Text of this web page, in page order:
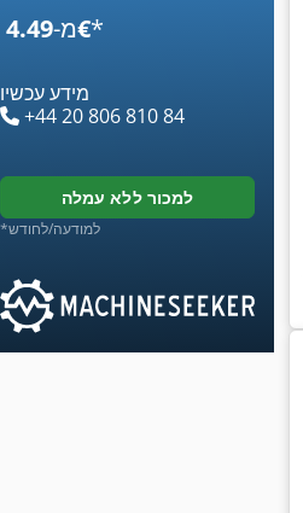
מ-‏4.49 ‏€*
מידע עכשיו
+44 20 806 810 84
למכור ללא עמלה
*למודעה/לחודש